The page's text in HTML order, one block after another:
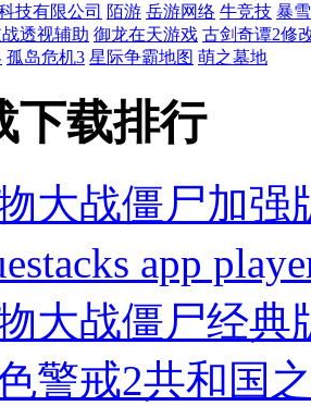
技有限公司 陌游 岳游网络 牛竞技 暴雪
透视辅助 御龙在天游戏 古剑奇谭2修
孤岛危机3 星际争霸地图 萌之墓地
下载排行
大战僵尸加强
app
大战僵尸经典
警戒2共和国